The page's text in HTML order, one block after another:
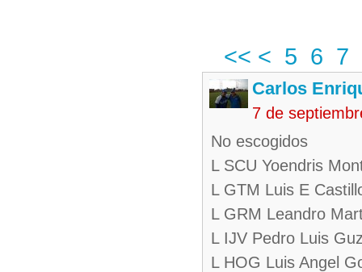
<< < 5 6 7
Carlos
7 de
No escogidos
L SCU Yoendris
L GTM Luis E
L GRM Leandro
L IJV Pedro Luis
L HOG Luis Angel